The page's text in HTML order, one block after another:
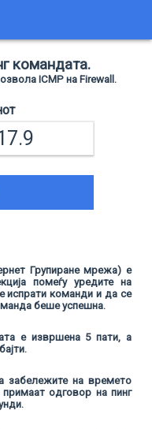
командата.
ICMP на Firewall.
Групиране мрежа) е
помеѓу уредите на
испрати команди и да се
беше успешна.
е извршена 5 пати, а
на времето
одговор на пинг